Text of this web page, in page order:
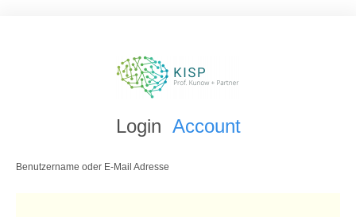
Login Account
Benutzername oder E-Mail Adresse